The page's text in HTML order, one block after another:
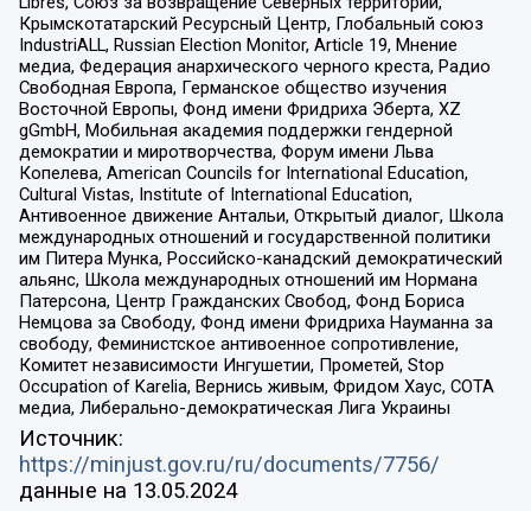
Крымскотатарский Ресурсный Центр, Глобальный союз
IndustriALL, Russian Election Monitor, Article 19, Мнение
медиа, Федерация анархического черного креста, Радио
Свободная Европа, Германское общество изучения
Восточной Европы, Фонд имени Фридриха Эберта, XZ
gGmbH, Мобильная академия поддержки гендерной
демократии и миротворчества, Форум имени Льва
Копелева, American Councils for International Education,
Cultural Vistas, Institute of International Education,
Антивоенное движение Антальи, Открытый диалог, Школа
международных отношений и государственной политики
им Питера Мунка, Российско-канадский демократический
альянс, Школа международных отношений им Нормана
Патерсона, Центр Гражданских Свобод, Фонд Бориса
Немцова за Свободу, Фонд имени Фридриха Науманна за
свободу, Феминистское антивоенное сопротивление,
Комитет независимости Ингушетии, Прометей, Stop
Occupation of Karelia, Вернись живым, Фридом Хаус, СОТА
медиа, Либерально-демократическая Лига Украины
Источник:
https://minjust.gov.ru/ru/documents/7756/
данные на 13.05.2024